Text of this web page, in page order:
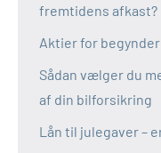
fremtidens afkast?
Aktier for
Sådan vælger du
af din bilforsikring
Lån til julegaver –